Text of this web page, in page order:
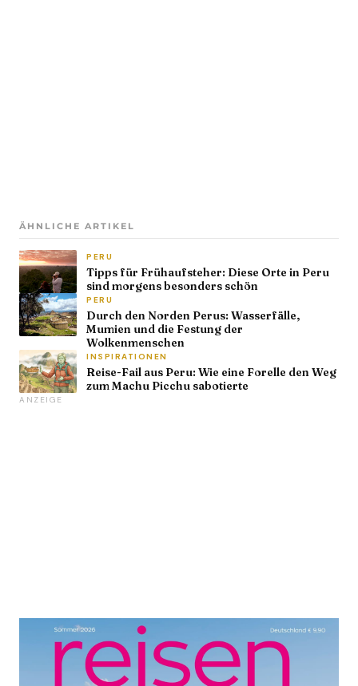
ÄHNLICHE ARTIKEL
PERU
Tipps für Frühaufsteher: Diese Orte in Peru
sind morgens besonders schön
PERU
Durch den Norden Perus: Wasserfälle,
Mumien und die Festung der
Wolkenmenschen
INSPIRATIONEN
Reise-Fail aus Peru: Wie eine Forelle den Weg
zum Machu Picchu sabotierte
ANZEIGE